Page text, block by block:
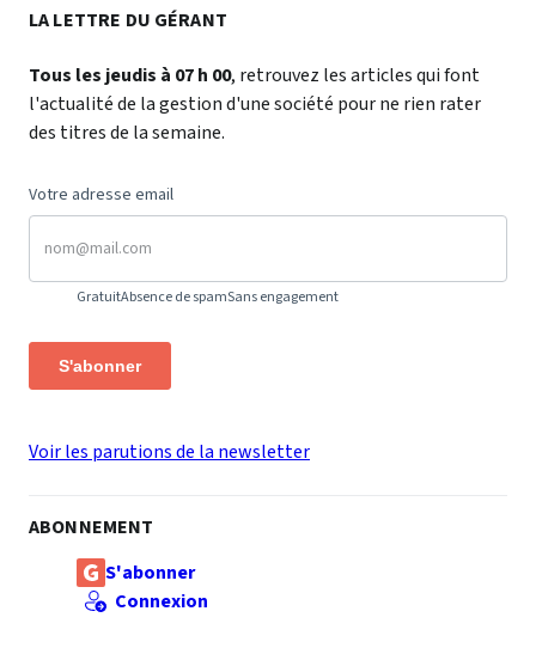
LA LETTRE DU GÉRANT
Tous les jeudis à 07 h 00, retrouvez les articles qui font
l'actualité de la gestion d'une société pour ne rien rater
des titres de la semaine.
Votre adresse email
GratuitAbsence de spamSans engagement
S'abonner
Voir les parutions de la newsletter
ABONNEMENT
S'abonner
Connexion